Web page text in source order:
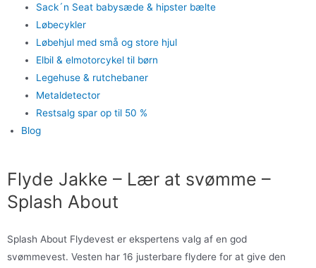
Sack´n Seat babysæde & hipster bælte
Løbecykler
Løbehjul med små og store hjul
Elbil & elmotorcykel til børn
Legehuse & rutchebaner
Metaldetector
Restsalg spar op til 50 %
Blog
Flyde Jakke – Lær at svømme –
Splash About
Splash About Flydevest er ekspertens valg af en god
svømmevest. Vesten har 16 justerbare flydere for at give den